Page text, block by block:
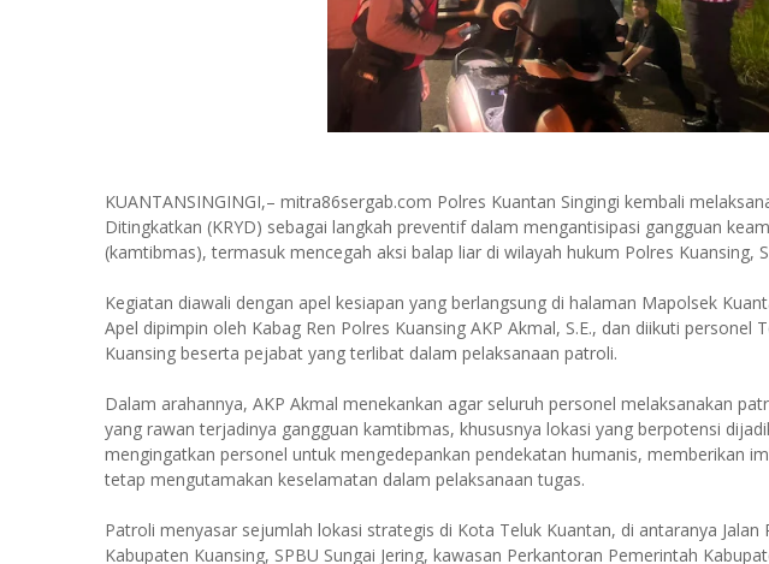
KUANTANSINGINGI,– mitra86sergab.com Polres Kuantan Singingi kembali
Ditingkatkan (KRYD) sebagai langkah preventif dalam mengantisipasi gangguan
(kamtibmas), termasuk mencegah aksi balap liar di wilayah hukum Polres Kuansing,
Kegiatan diawali dengan apel kesiapan yang berlangsung di halaman Mapolsek
Apel dipimpin oleh Kabag Ren Polres Kuansing AKP Akmal, S.E., dan diikuti personel
Kuansing beserta pejabat yang terlibat dalam pelaksanaan patroli.
Dalam arahannya, AKP Akmal menekankan agar seluruh personel melaksanakan
yang rawan terjadinya gangguan kamtibmas, khususnya lokasi yang berpotensi
mengingatkan personel untuk mengedepankan pendekatan humanis, memberikan
tetap mengutamakan keselamatan dalam pelaksanaan tugas.
Patroli menyasar sejumlah lokasi strategis di Kota Teluk Kuantan, di antaranya Jalan
Kabupaten Kuansing, SPBU Sungai Jering, kawasan Perkantoran Pemerintah